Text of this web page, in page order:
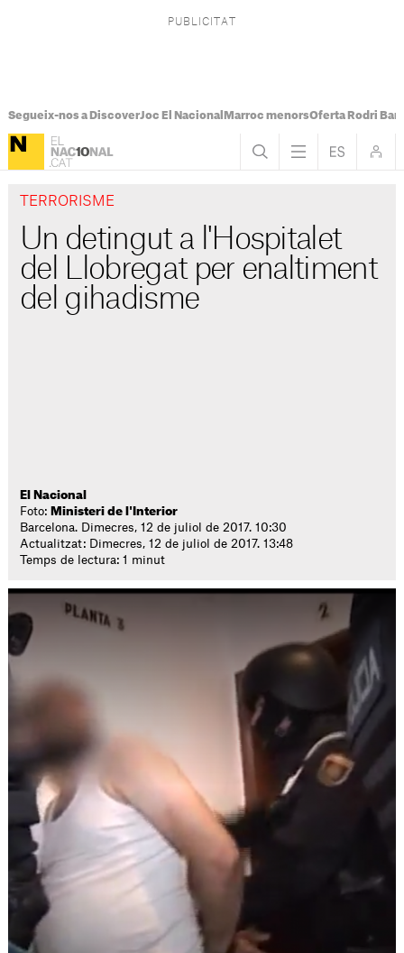
Segueix-nos a DiscoverJoc El Nacional Marroc menorsOferta Rodri
TERRORISME
Un detingut a l'Hospitalet
del Llobregat per enaltiment
del gihadisme
El Nacional
Foto: Ministeri de l'Interior
Barcelona. Dimecres, 12 de juliol de 2017. 10:30
Actualitzat: Dimecres, 12 de juliol de 2017. 13:48
Temps de lectura: 1 minut